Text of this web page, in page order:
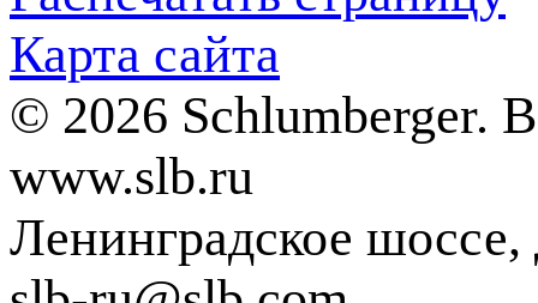
Карта сайта
© 2026 Schlumberger.
www.slb.ru
Ленинградское